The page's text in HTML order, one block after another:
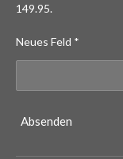
149.95.
Neues Feld *
Absenden